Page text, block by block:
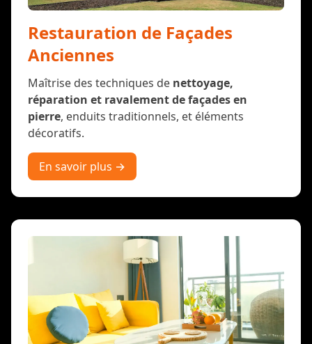
Restauration de Façades
Anciennes
Maîtrise des techniques de nettoyage,
réparation et ravalement de façades en
pierre, enduits traditionnels, et éléments
décoratifs.
En savoir plus →